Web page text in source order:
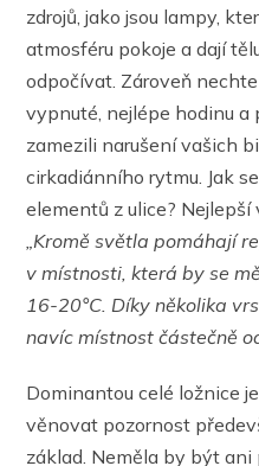
zdrojů, jako jsou lampy,
atmosféru pokoje a dají
odpočívat. Zároveň
vypnuté, nejlépe hodinu a
zamezili narušení vašich
cirkadiánního rytmu. Jak
elementů z ulice? Nejlepší
„Kromě světla pomáhají
v místnosti, která by se
16-20°C. Díky několika
navíc místnost částečně
Dominantou celé ložnice
věnovat pozornost
základ. Neměla by být